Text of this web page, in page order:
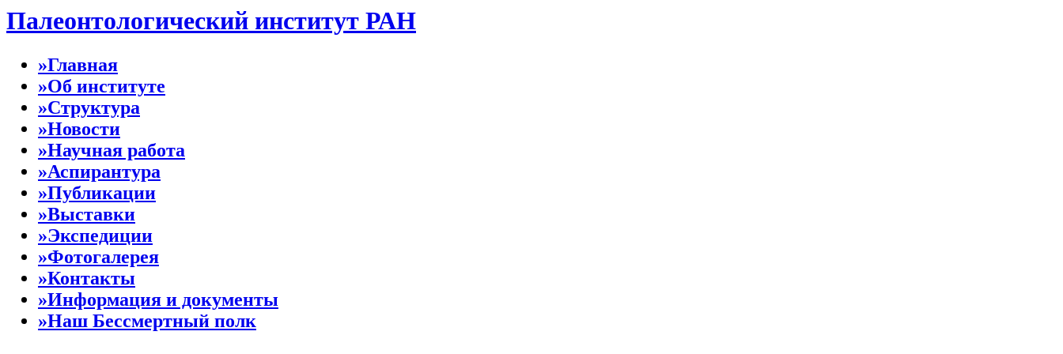
Палеонтологический институт РАН
»Главная
»Об институте
»Структура
»Новости
»Научная работа
»Аспирантура
»Публикации
»Выставки
»Экспедиции
»Фотогалерея
»Контакты
»Информация и документы
»Наш Бессмертный полк